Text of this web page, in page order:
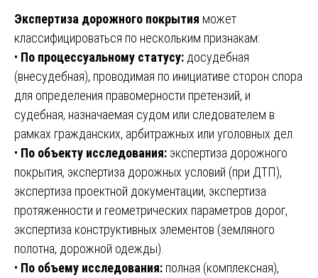
Экспертиза дорожного покрытия может
классифицироваться по нескольким признакам:
• По процессуальному статусу: досудебная
(внесудебная), проводимая по инициативе сторон спора
для определения правомерности претензий, и
судебная, назначаемая судом или следователем в
рамках гражданских, арбитражных или уголовных дел.
• По объекту исследования: экспертиза дорожного
покрытия, экспертиза дорожных условий (при ДТП),
экспертиза проектной документации, экспертиза
протяженности и геометрических параметров дорог,
экспертиза конструктивных элементов (земляного
полотна, дорожной одежды).
• По объему исследования: полная (комплексная),